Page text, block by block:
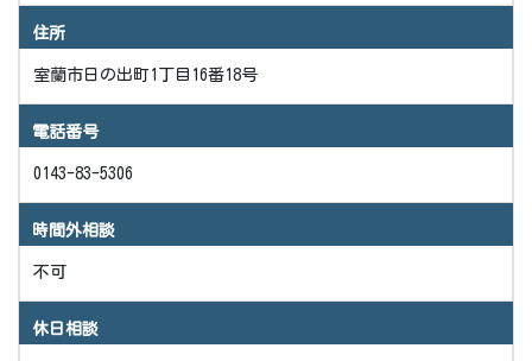
住所
室蘭市日の出町1丁目16番18号
電話番号
0143-83-5306
時間外相談
不可
休日相談